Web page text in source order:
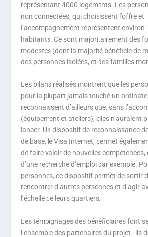
représentant 4000 logements. Les
non connectées, qui choisissent l’offre et
l’accompagnement représentent environ
habitants. Ce sont majoritairement des
modestes (dont la majorité bénéficie de
des personnes isolées, et des familles
Les bilans réalisés montrent que les
pour la plupart jamais touché un
reconnaissent d’ailleurs que, sans
(équipement et ateliers), elles n’auraient
lancer. Un dispositif de reconnaissance
de base, le Visa Internet, permet
de faire valoir de nouvelles compétences,
d’une recherche d’emploi par exemple.
personnes, ce dispositif permet de sortir
rencontrer d’autres personnes et d’agir
l’échelle de leurs quartiers.
Les témoignages des bénéficiaires font
l’ensemble des partenaires du projet : ils